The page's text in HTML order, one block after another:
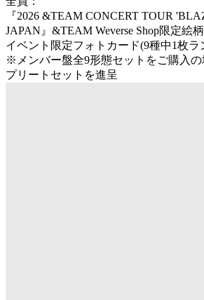
『2026 &TEAM CONCERT TOUR
JAPAN』&TEAM Weverse Shop限定絵柄
イベント限定フォトカード(9種中1枚ラ
※メンバー盤全9形態セットをご購入の
プリートセットを進呈